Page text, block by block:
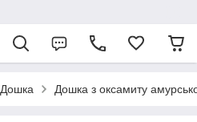
Дошка Дошка з оксамиту